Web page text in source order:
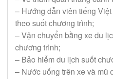
– Hướng dẫn viên tiếng
theo suốt chương trình;
– Vận chuyển bằng xe du
chương trình;
– Bảo hiểm du lịch suốt
– Nước uống trên xe và mũ